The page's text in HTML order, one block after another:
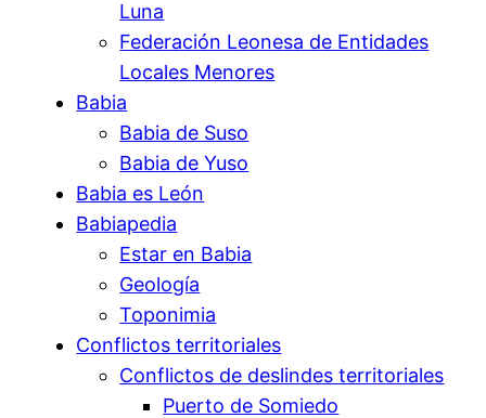
Luna
Federación Leonesa de Entidades
Locales Menores
Babia
Babia de Suso
Babia de Yuso
Babia es León
Babiapedia
Estar en Babia
Geología
Toponimia
Conflictos territoriales
Conflictos de deslindes territoriales
Puerto de Somiedo